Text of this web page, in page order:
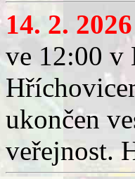
14. 2.
ve 12:00 v
ukončen
veřejnost.